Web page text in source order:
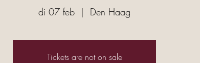
di 07 feb
  |
Den Haag
Tickets are not on sale